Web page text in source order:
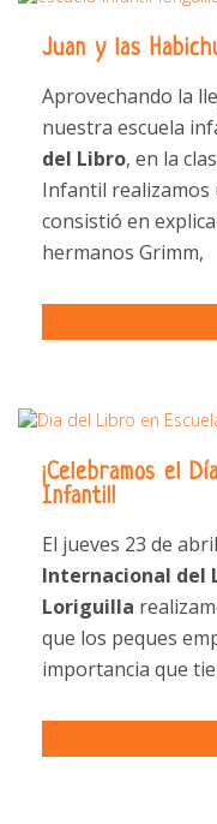
Juan y las
Aprovechando la
nuestra escuela
del Libro, en la
Infantil realizamos
consistió en
hermanos Grimm,
¡Celebramos el
Infantil!
El jueves 23 de
Internacional del
Loriguilla
que los peques
importancia que